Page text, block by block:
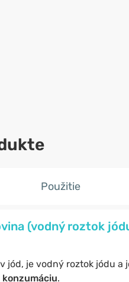
Použitie
(vodný roztok
jód, je vodný roztok jódu
.